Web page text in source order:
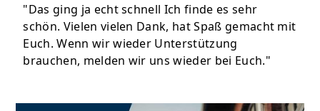
"Das ging ja echt schnell Ich finde es sehr
schön. Vielen vielen Dank, hat Spaß gemacht mit
Euch. Wenn wir wieder Unterstützung
brauchen, melden wir uns wieder bei Euch."